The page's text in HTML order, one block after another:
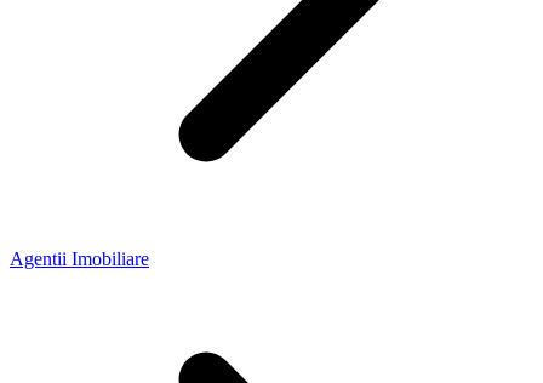
Agentii Imobiliare